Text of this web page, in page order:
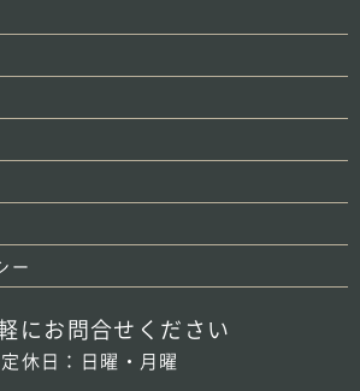
ー
にお問合せください
定休日：日曜・月曜